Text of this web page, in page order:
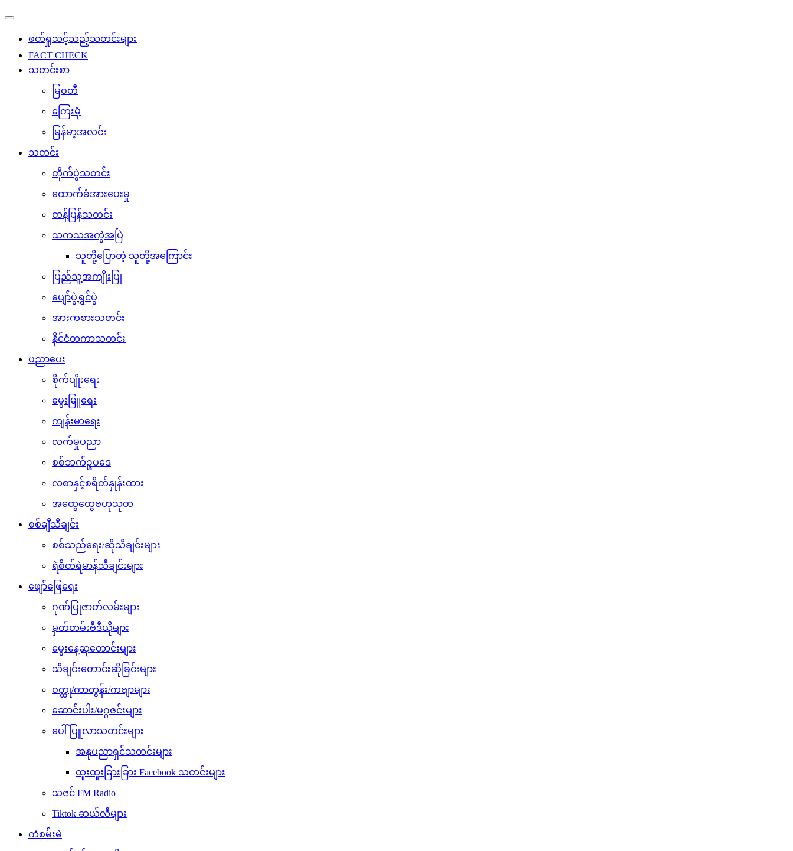
ဖတ်ရှုသင့်သည့်သတင်းများ
FACT CHECK
သတင်းစာ
မြဝတီ
ကြေးမုံ
မြန်မာ့အလင်း
သတင်း
တိုက်ပွဲသတင်း
ထောက်ခံအားပေးမှု
တန်ပြန်သတင်း
သကသအကွဲအပြဲ
သူတို့ပြောတဲ့ သူတို့အကြောင်း
ပြည်သူ့အကျိုးပြု
ပျော်ပွဲရွှင်ပွဲ
အားကစားသတင်း
နိုင်ငံတကာသတင်း
ပညာပေး
စိုက်ပျိုးရေး
မွေးမြူရေး
ကျန်းမာရေး
လက်မှုပညာ
စစ်ဘက်ဥပဒေ
လစာနှင့်စရိတ်နှုန်းထား
အထွေထွေဗဟုသုတ
စစ်ချီသီချင်း
စစ်သည်ရေး/ဆိုသီချင်းများ
ရဲစိတ်ရဲမာန်သီချင်းများ
ဖျော်ဖြေရေး
ဂုဏ်ပြုဇာတ်လမ်းများ
မှတ်တမ်းဗီဒီယိုများ
မွေးနေ့ဆုတောင်းများ
သီချင်းတောင်းဆိုခြင်းများ
ဝတ္ထု/ကာတွန်း/ကဗျာများ
ဆောင်းပါး/မဂ္ဂဇင်းများ
ပေါ်ပြူလာသတင်းများ
အနုပညာရှင်သတင်းများ
ထူးထူးခြားခြား Facebook သတင်းများ
သဇင် FM Radio
Tiktok ဆယ်လီများ
ကံစမ်းမဲ